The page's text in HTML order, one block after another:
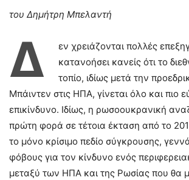
του Δημήτρη Μπελαντή
Δ
εν χρειάζονται πολλές
κατανοήσει κανείς ότι το
τοπίο, ιδίως μετά την
Μπάιντεν στις ΗΠΑ, γίνεται όλο και πιο
επικίνδυνο. Ιδίως, η ρωσοουκρανική
πρώτη φορά σε τέτοια έκταση από το
το μόνο κρίσιμο πεδίο σύγκρουσης,
φόβους για τον κίνδυνο ενός
μεταξύ των ΗΠΑ και της Ρωσίας που θα